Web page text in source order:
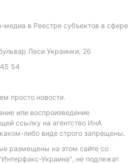
медиа в Реестре субъектов в сфере
Леси Украинки, 26
54
просто новости.
или воспроизведение
ссылку на агентство ИнА
каком-либо виде строго запрещены.
размещены на этом сайте со
Украина", не подлежат